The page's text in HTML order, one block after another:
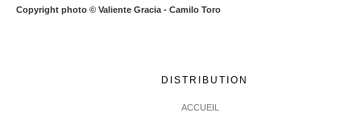
Copyright photo © Valiente Gracia - Camilo Toro
DISTRIBUTION
ACCUEIL